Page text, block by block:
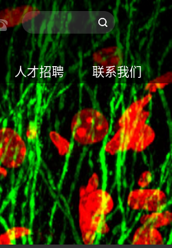
人才招聘 联系我们